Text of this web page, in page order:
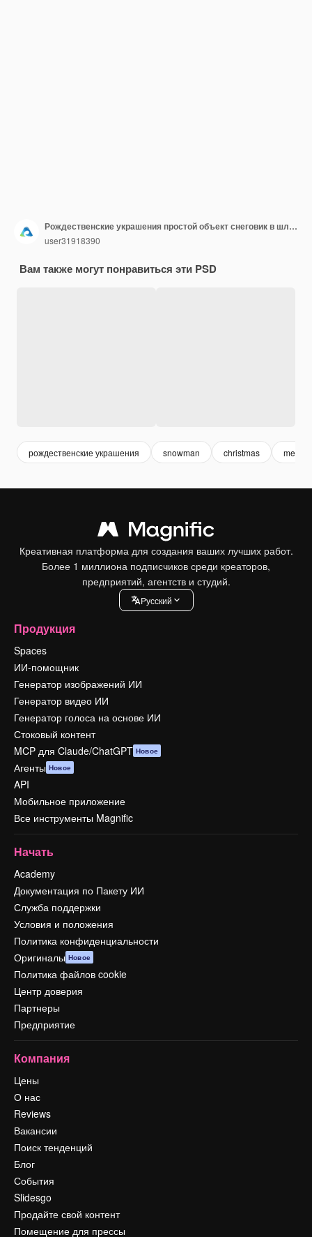
Рождественские украшения простой объект снеговик в шляпе санта-клауса
user31918390
Вам также могут понравиться эти PSD
рождественские украшения snowman christmas merried
Креативная платформа для создания ваших лучших работ.
Более 1 миллиона подписчиков среди креаторов,
предприятий, агентств и студий.
Pусский
Продукция
Spaces
ИИ-помощник
Генератор изображений ИИ
Генератор видео ИИ
Генератор голоса на основе ИИ
Стоковый контент
MCP для Claude/ChatGPT Новое
Агенты Новое
API
Мобильное приложение
Все инструменты Magnific
Начать
Academy
Документация по Пакету ИИ
Служба поддержки
Условия и положения
Политика конфиденциальности
Оригиналы Новое
Политика файлов cookie
Центр доверия
Партнеры
Предприятие
Компания
Цены
О нас
Reviews
Вакансии
Поиск тенденций
Блог
События
Slidesgo
Продайте свой контент
Помещение для прессы